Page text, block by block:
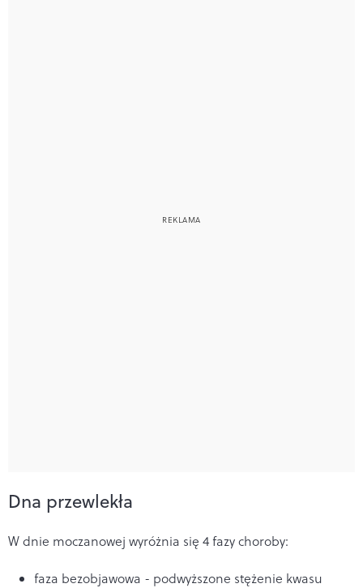
Dna przewlekła
W dnie moczanowej wyróżnia się 4 fazy choroby:
faza bezobjawowa - podwyższone stężenie kwasu